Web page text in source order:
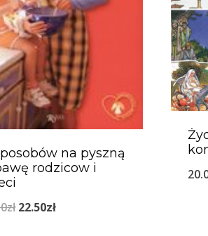
na pyszną
rodzicow i
zł Pierwotna
22.50złAktualna